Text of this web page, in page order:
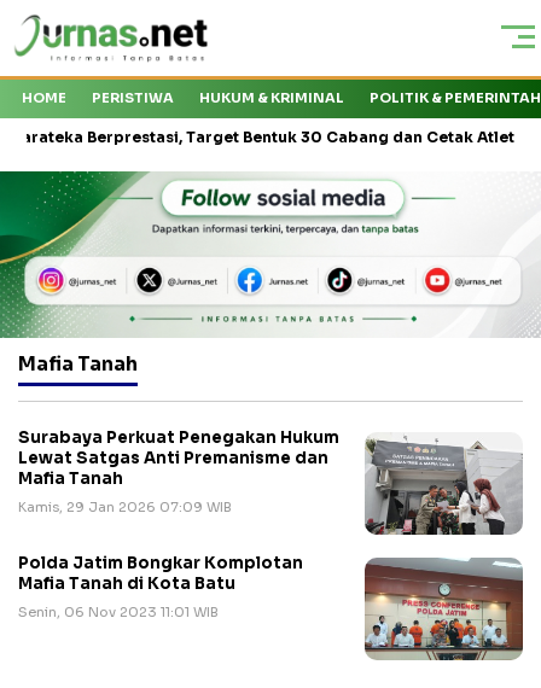
HOME PERISTIWA HUKUM & KRIMINAL POLITIK &
Berprestasi, Target Bentuk 30 Cabang dan Cetak Atlet Nasional
Mafia Tanah
Surabaya Perkuat Penegakan Hukum
Lewat Satgas Anti Premanisme dan
Mafia Tanah
Kamis, 29 Jan 2026 07:09 WIB
Polda Jatim Bongkar Komplotan
Mafia Tanah di Kota Batu
Senin, 06 Nov 2023 11:01 WIB